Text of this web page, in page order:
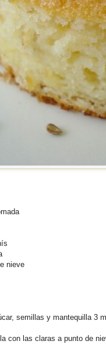
nieve
semillas y mantequilla 3
con las claras a punto de